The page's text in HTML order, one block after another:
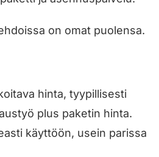
on omat puolensa.
hinta, tyypillisesti
plus paketin hinta.
käyttöön, usein parissa